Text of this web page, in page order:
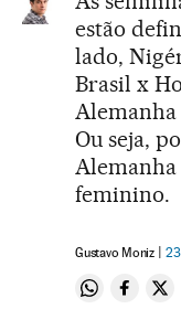
estão
lado,
Brasil x
Alemanha
Ou seja,
feminino.
Gustavo Moniz
Compartir